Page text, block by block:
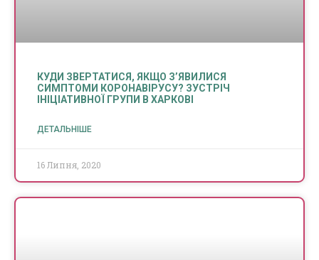
КУДИ ЗВЕРТАТИСЯ, ЯКЩО З’ЯВИЛИСЯ
СИМПТОМИ КОРОНАВІРУСУ? ЗУСТРІЧ
ІНІЦІАТИВНОЇ ГРУПИ В ХАРКОВІ
ДЕТАЛЬНІШЕ
16 Липня, 2020